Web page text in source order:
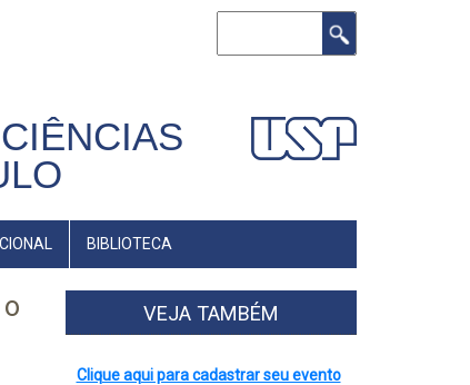
BIBLIOTECA
VEJA TAMBÉM
Clique aqui para cadastrar seu evento